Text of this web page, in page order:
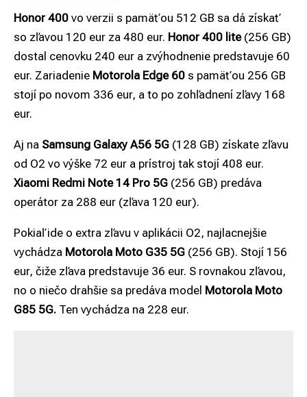
Honor 400 vo verzii s pamäťou 512 GB sa dá získať
so zľavou 120 eur za 480 eur. Honor 400 lite(256 GB)
dostal cenovku 240 eur a zvýhodnenie predstavuje 60
eur. Zariadenie Motorola Edge 60 s pamäťou 256 GB
stojí po novom 336 eur, a to po zohľadnení zľavy 168
eur.
Aj na Samsung Galaxy A56 5G (128 GB) získate zľavu
od O2 vo výške 72 eur a prístroj tak stojí 408 eur.
Xiaomi Redmi Note 14 Pro 5G (256 GB) predáva
operátor za 288 eur (zľava 120 eur).
Pokiaľ ide o extra zľavu v aplikácii O2, najlacnejšie
vychádza Motorola Moto G35 5G (256 GB). Stojí 156
eur, čiže zľava predstavuje 36 eur. S rovnakou zľavou,
no o niečo drahšie sa predáva model Motorola Moto
G85 5G. Ten vychádza na 228 eur.